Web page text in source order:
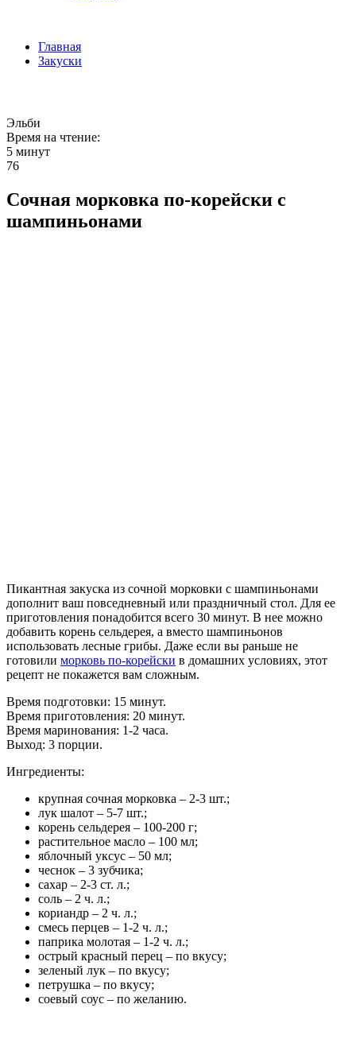
Главная
Закуски
Эльби
Время на чтение:
5 минут
76
Сочная морковка по-корейски с
шампиньонами
Пикантная закуска из сочной морковки с шампиньонами
дополнит ваш повседневный или праздничный стол. Для ее
приготовления понадобится всего 30 минут. В нее можно
добавить корень сельдерея, а вместо шампиньонов
использовать лесные грибы. Даже если вы раньше не
готовили морковь по-корейски в домашних условиях, этот
рецепт не покажется вам сложным.
Время подготовки: 15 минут.
Время приготовления: 20 минут.
Время маринования: 1-2 часа.
Выход: 3 порции.
Ингредиенты:
крупная сочная морковка – 2-3 шт.;
лук шалот – 5-7 шт.;
корень сельдерея – 100-200 г;
растительное масло – 100 мл;
яблочный уксус – 50 мл;
чеснок – 3 зубчика;
сахар – 2-3 ст. л.;
соль – 2 ч. л.;
кориандр – 2 ч. л.;
смесь перцев – 1-2 ч. л.;
паприка молотая – 1-2 ч. л.;
острый красный перец – по вкусу;
зеленый лук – по вкусу;
петрушка – по вкусу;
соевый соус – по желанию.